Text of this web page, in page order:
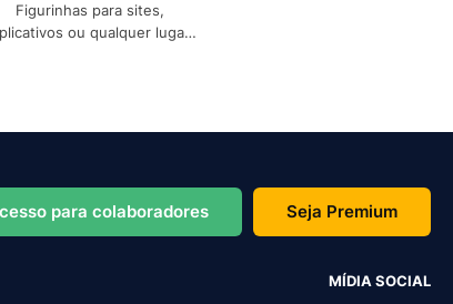
Figurinhas para sites,
ou qualquer lugar
para colaboradores Seja Premium
MÍDIA SOCIAL